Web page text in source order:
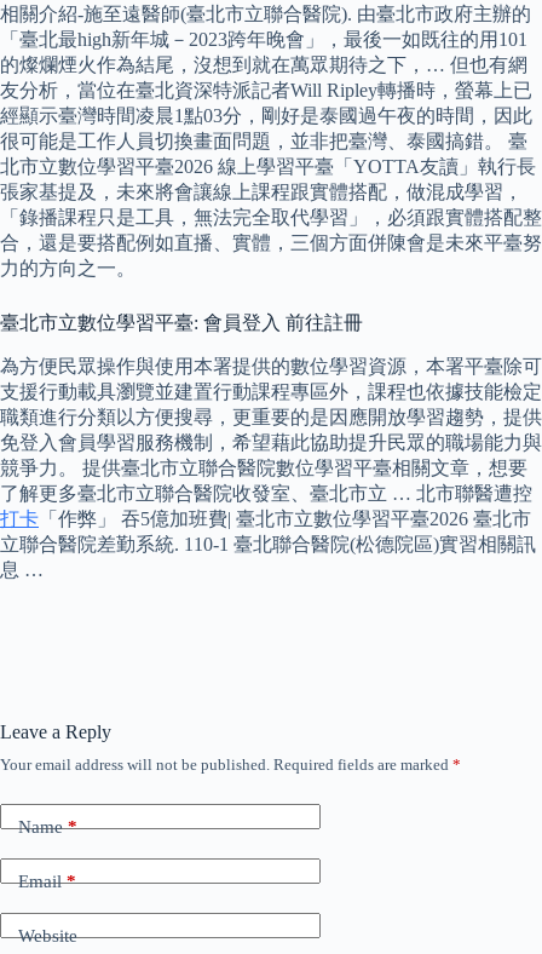
相關介紹-施至遠醫師(臺北市立聯合醫院). 由臺北市政府主辦的
「臺北最high新年城－2023跨年晚會」，最後一如既往的用101
的燦爛煙火作為結尾，沒想到就在萬眾期待之下，… 但也有網
友分析，當位在臺北資深特派記者Will Ripley轉播時，螢幕上已
經顯示臺灣時間凌晨1點03分，剛好是泰國過午夜的時間，因此
很可能是工作人員切換畫面問題，並非把臺灣、泰國搞錯。 臺
北市立數位學習平臺2026 線上學習平臺「YOTTA友讀」執行長
張家基提及，未來將會讓線上課程跟實體搭配，做混成學習，
「錄播課程只是工具，無法完全取代學習」，必須跟實體搭配整
合，還是要搭配例如直播、實體，三個方面併陳會是未來平臺努
力的方向之一。
臺北市立數位學習平臺: 會員登入 前往註冊
為方便民眾操作與使用本署提供的數位學習資源，本署平臺除可
支援行動載具瀏覽並建置行動課程專區外，課程也依據技能檢定
職類進行分類以方便搜尋，更重要的是因應開放學習趨勢，提供
免登入會員學習服務機制，希望藉此協助提升民眾的職場能力與
競爭力。 提供臺北市立聯合醫院數位學習平臺相關文章，想要
了解更多臺北市立聯合醫院收發室、臺北市立 … 北市聯醫遭控
打卡 「作弊」 吞5億加班費| 臺北市立數位學習平臺2026 臺北市
立聯合醫院差勤系統. 110-1 臺北聯合醫院(松德院區)實習相關訊
息 …
Leave a Reply
Your email address will not be published. Required fields are marked *
Name*
Email*
Website